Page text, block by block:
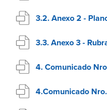
3.2. Anexo 2 -
3.3. Anexo 3 -
4. Comunicado
4.Comunicado Nro. 2.